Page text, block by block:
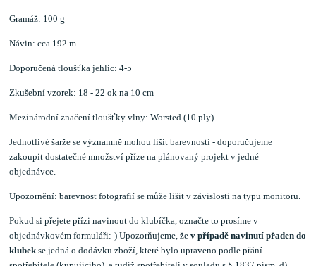
Gramáž: 100 g
Návin: cca 192 m
Doporučená tloušťka jehlic: 4-5
Zkušební vzorek: 18 - 22 ok na 10 cm
Mezinárodní značení tloušťky vlny: Worsted (10 ply)
Jednotlivé šarže se významně mohou lišit barevností - doporučujeme
zakoupit dostatečné množství příze na plánovaný projekt v jedné
objednávce.
Upozornění: barevnost fotografií se může lišit v závislosti na typu monitoru.
Pokud si přejete přízi navinout do klubíčka, označte to prosíme v
objednávkovém formuláři:-) Upozorňujeme, žev případě navinutí přaden do
klubekse jedná o dodávku zboží, které bylo upraveno podle přání